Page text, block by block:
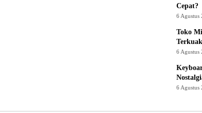
Cepat?
6 Agustus
Toko
Terkuak
6 Agustus
6 Agustus